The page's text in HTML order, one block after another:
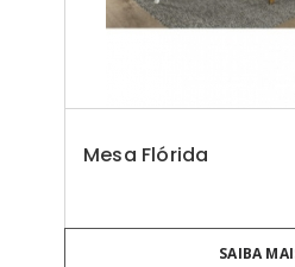
Mesa Flórida
SAIBA